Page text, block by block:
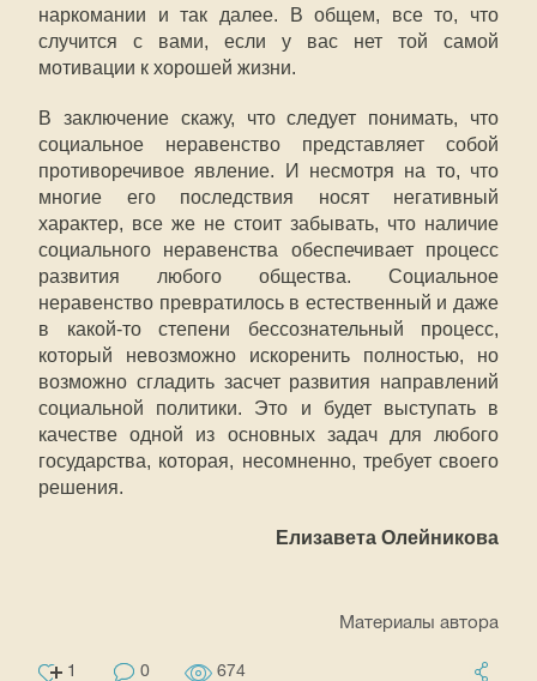
наркомании и так далее. В общем, все то, что
случится с вами, если у вас нет той самой
мотивации к хорошей жизни.
В заключение скажу, что следует понимать, что
социальное неравенство представляет собой
противоречивое явление. И несмотря на то, что
многие его последствия носят негативный
характер, все же не стоит забывать, что наличие
социального неравенства обеспечивает процесс
развития любого общества. Социальное
неравенство превратилось в естественный и даже
в какой-то степени бессознательный процесс,
который невозможно искоренить полностью, но
возможно сгладить засчет развития направлений
социальной политики. Это и будет выступать в
качестве одной из основных задач для любого
государства, которая, несомненно, требует своего
решения.
Елизавета Олейникова
Материалы автора
1 0 674